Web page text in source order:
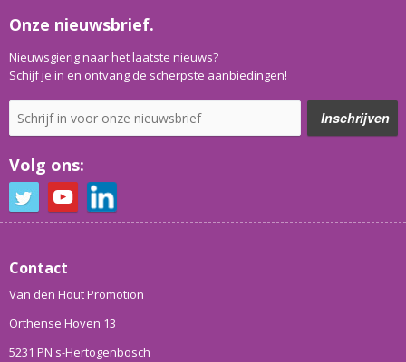
Onze nieuwsbrief.
Nieuwsgierig naar het laatste nieuws?
Schijf je in en ontvang de scherpste aanbiedingen!
Volg ons:
Contact
Van den Hout Promotion
Orthense Hoven 13
5231 PN s-Hertogenbosch